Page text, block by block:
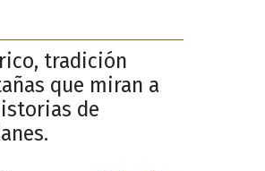
tradición
que miran a
de